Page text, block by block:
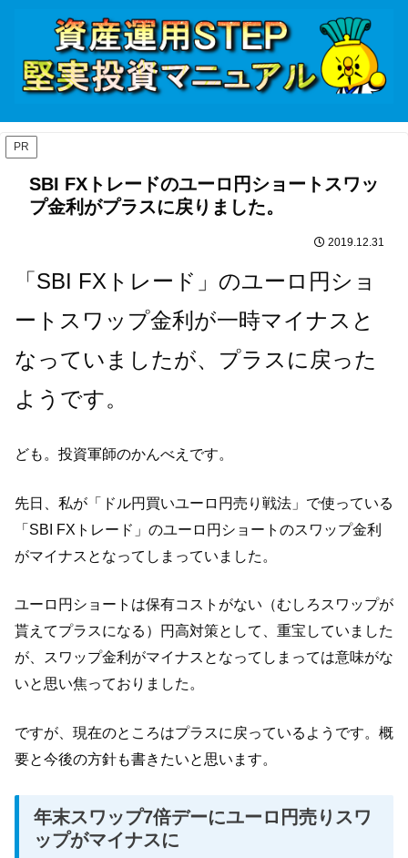
PR
SBI FXトレードのユーロ円ショートスワッ
プ金利がプラスに戻りました。
2019.12.31
「SBI FXトレード」のユーロ円ショ
ートスワップ金利が一時マイナスと
なっていましたが、プラスに戻った
ようです。
ども。投資軍師のかんべえです。
先日、私が「ドル円買いユーロ円売り戦法」で使っている
「SBI FXトレード」のユーロ円ショートのスワップ金利
がマイナスとなってしまっていました。
ユーロ円ショートは保有コストがない（むしろスワップが
貰えてプラスになる）円高対策として、重宝していました
が、スワップ金利がマイナスとなってしまっては意味がな
いと思い焦っておりました。
ですが、現在のところはプラスに戻っているようです。概
要と今後の方針も書きたいと思います。
年末スワップ7倍デーにユーロ円売りスワ
ップがマイナスに